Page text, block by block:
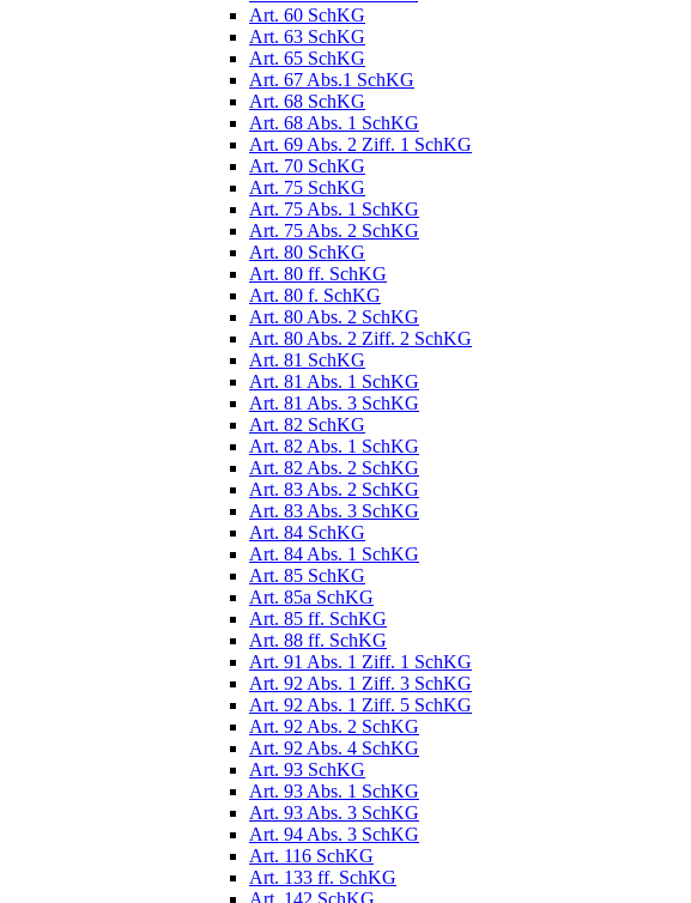
Art. 60 SchKG
Art. 63 SchKG
Art. 65 SchKG
Art. 67 Abs.1 SchKG
Art. 68 SchKG
Art. 68 Abs. 1 SchKG
Art. 69 Abs. 2 Ziff. 1 SchKG
Art. 70 SchKG
Art. 75 SchKG
Art. 75 Abs. 1 SchKG
Art. 75 Abs. 2 SchKG
Art. 80 SchKG
Art. 80 ff. SchKG
Art. 80 f. SchKG
Art. 80 Abs. 2 SchKG
Art. 80 Abs. 2 Ziff. 2 SchKG
Art. 81 SchKG
Art. 81 Abs. 1 SchKG
Art. 81 Abs. 3 SchKG
Art. 82 SchKG
Art. 82 Abs. 1 SchKG
Art. 82 Abs. 2 SchKG
Art. 83 Abs. 2 SchKG
Art. 83 Abs. 3 SchKG
Art. 84 SchKG
Art. 84 Abs. 1 SchKG
Art. 85 SchKG
Art. 85a SchKG
Art. 85 ff. SchKG
Art. 88 ff. SchKG
Art. 91 Abs. 1 Ziff. 1 SchKG
Art. 92 Abs. 1 Ziff. 3 SchKG
Art. 92 Abs. 1 Ziff. 5 SchKG
Art. 92 Abs. 2 SchKG
Art. 92 Abs. 4 SchKG
Art. 93 SchKG
Art. 93 Abs. 1 SchKG
Art. 93 Abs. 3 SchKG
Art. 94 Abs. 3 SchKG
Art. 116 SchKG
Art. 133 ff. SchKG
Art. 142 SchKG